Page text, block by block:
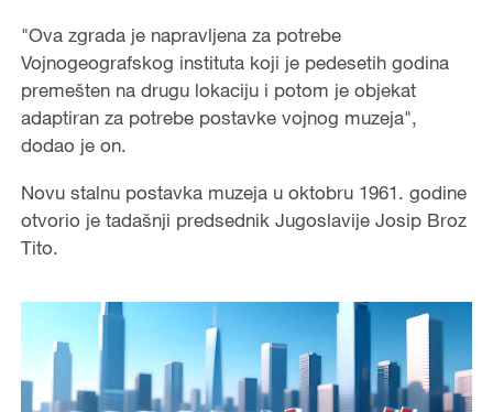
"Ova zgrada je napravljena za potrebe
Vojnogeografskog instituta koji je pedesetih godina
premešten na drugu lokaciju i potom je objekat
adaptiran za potrebe postavke vojnog muzeja",
dodao je on.
Novu stalnu postavka muzeja u oktobru 1961. godine
otvorio je tadašnji predsednik Jugoslavije Josip Broz
Tito.